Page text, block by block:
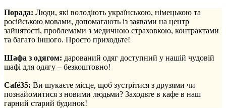
Порада: Люди, які володіють українською, німецькою та
російською мовами, допомагають із заявами на центр
зайнятості, проблемами з медичною страховкою, контрактами
та багато іншого. Просто приходьте!
Шафа з одягом: дарований одяг доступний у нашій чудовій
шафі для одягу – безкоштовно!
Café35: Ви шукаєте місце, щоб зустрітися з друзями чи
познайомитися з новими людьми? Заходьте в кафе в наш
гарний старий будинок!